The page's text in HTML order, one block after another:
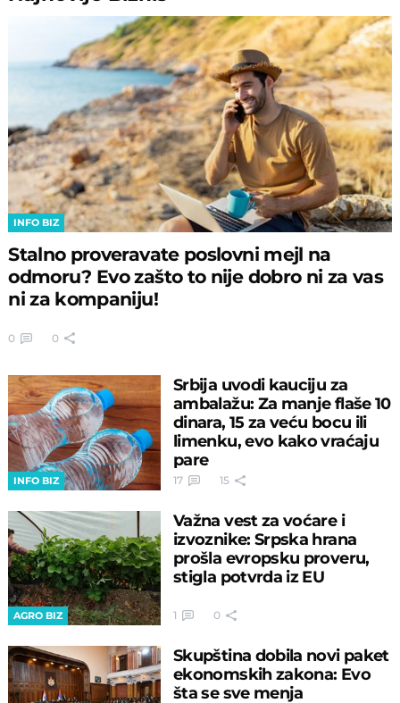
INFO BIZ
Stalno proveravate poslovni mejl na
odmoru? Evo zašto to nije dobro ni za vas
ni za kompaniju!
0 0
INFO BIZ
Srbija uvodi kauciju za
ambalažu: Za manje flaše 10
dinara, 15 za veću bocu ili
limenku, evo kako vraćaju
pare
17 15
AGRO BIZ
Važna vest za voćare i
izvoznike: Srpska hrana
prošla evropsku proveru,
stigla potvrda iz EU
1 0
Skupština dobila novi paket
ekonomskih zakona: Evo
šta se sve menja